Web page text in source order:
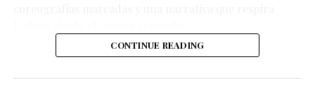
Hasta el momento, las autoridades continúan
investigando cómo ocurrieron los hechos y quiénes
a conocer oficialmente los detalles sobre el móvil del
Durante una entrevista conVanity Fair
adaptación musical y la secuela deWicked, donde
CONTINUE READING